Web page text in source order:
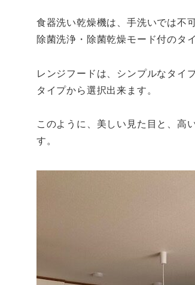
食器洗い乾燥機は、手洗いでは不
除菌洗浄・除菌乾燥モード付のタ
レンジフードは、シンプルなタイ
タイプから選択出来ます。
このように、美しい見た目と、高
す。